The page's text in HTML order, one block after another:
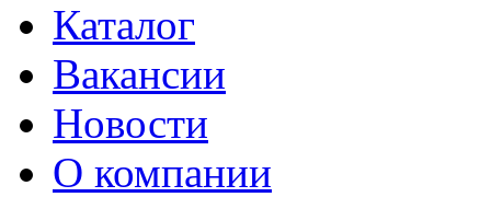
Каталог
Вакансии
Новости
О компании